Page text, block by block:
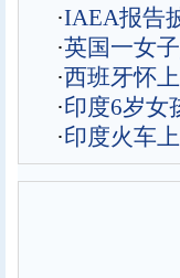
·IAEA报告
·英国一女子
·西班牙怀
·印度6岁女
·印度火车